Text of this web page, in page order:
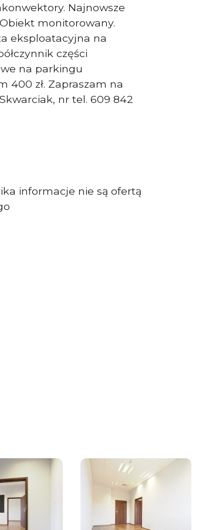
Najnowsze
monitorowany.
eksploatacyjna na
części
na parkingu
400 zł. Zapraszam na
nr tel. 609 842
informacje nie są ofertą